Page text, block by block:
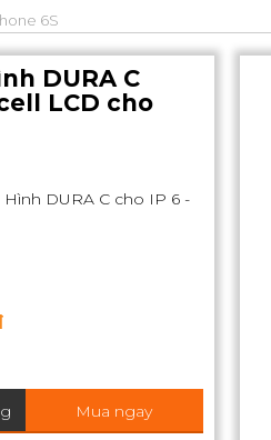
6S
DURA C
LCD cho
Hình DURA C cho IP 6 -
Mua ngay